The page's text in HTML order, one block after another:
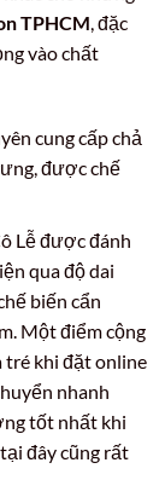
TPHCM , đặc
vào chất
cung cấp chả
được chế
Lễ được đánh
qua độ dai
biến cẩn
Một điểm cộng
tré khi đặt online
nhanh
tốt nhất khi
đây cũng rất